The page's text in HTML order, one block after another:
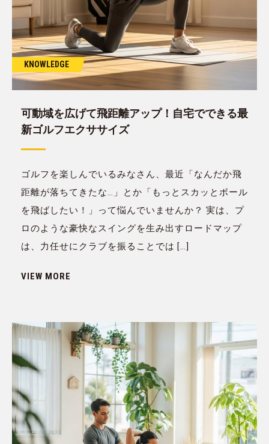
KNOWLEDGE
可動域を広げて飛距離アップ！自宅でできる最
新ゴルフエクササイズ
ゴルフを楽しんでいるみなさん、最近「なんだか飛
距離が落ちてきたな…」とか「もっとスカッとボール
を飛ばしたい！」って悩んでいませんか？ 実は、プ
ロのような豪快なスイングを生み出すロードマップ
は、力任せにクラブを振ることでは […]
VIEW MORE